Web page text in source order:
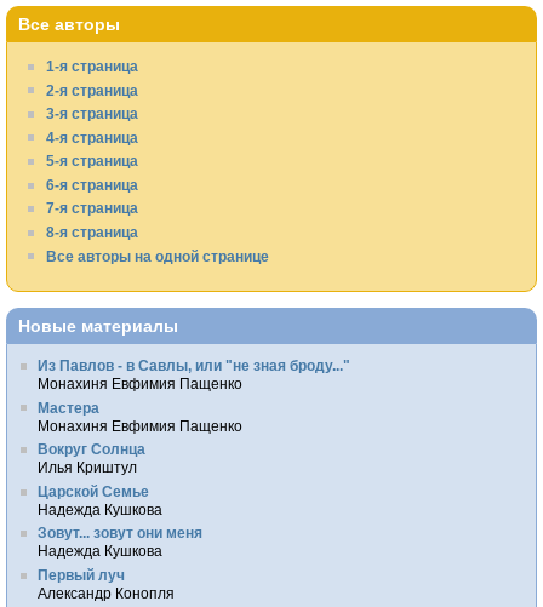
Все авторы
1-я страница
2-я страница
3-я страница
4-я страница
5-я страница
6-я страница
7-я страница
8-я страница
Все авторы на одной странице
Новые материалы
Из Павлов - в Савлы, или "не зная броду..."
Монахиня Евфимия Пащенко
Мастера
Монахиня Евфимия Пащенко
Вокруг Солнца
Илья Криштул
Царской Семье
Надежда Кушкова
Зовут... зовут они меня
Надежда Кушкова
Первый луч
Александр Конопля